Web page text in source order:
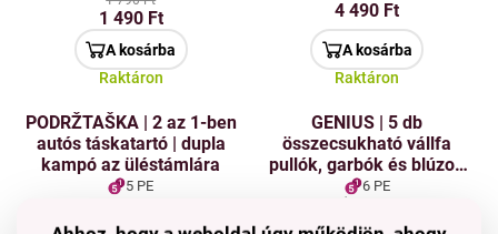
1 490 Ft
A kosárba
Raktáron
4 490 Ft
A kosárba
Raktáron
PODRŽTAŠKA | 2 az 1-ben
autós táskatartó | dupla
kampó az üléstámlára
5 PE
GENIUS | 5 db
összecsukható vállfa
pullók, garbók és blúzok
számára, amelyek nem
nyakkivágást
6 PE